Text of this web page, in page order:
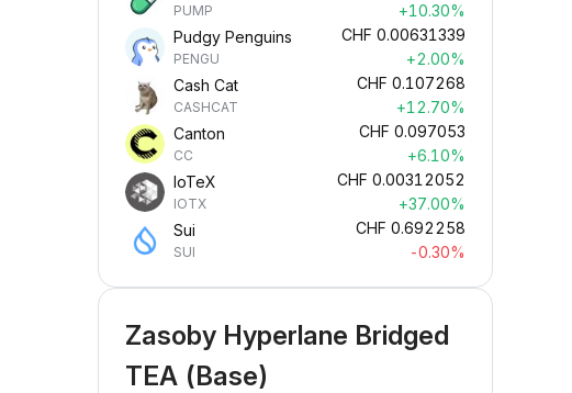
PUMP
+10.30%
Pudgy Penguins
PENGU
CHF 0.00631339
+2.00%
Cash Cat
CASHCAT
CHF 0.107268
+12.70%
Canton
CC
CHF 0.097053
+6.10%
IoTeX
IOTX
CHF 0.00312052
+37.00%
Sui
SUI
CHF 0.692258
-0.30%
Zasoby Hyperlane Bridged
TEA (Base)